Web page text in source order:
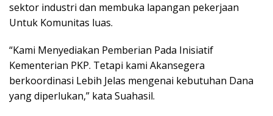
sektor industri dan membuka lapangan pekerjaan
Untuk Komunitas luas.
“Kami Menyediakan Pemberian Pada Inisiatif
Kementerian PKP. Tetapi kami Akansegera
berkoordinasi Lebih Jelas mengenai kebutuhan Dana
yang diperlukan,” kata Suahasil.